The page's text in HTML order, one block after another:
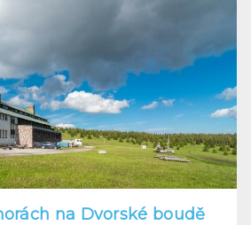
na Dvorské boudě